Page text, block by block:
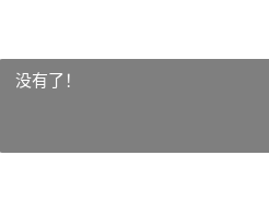
没有了！